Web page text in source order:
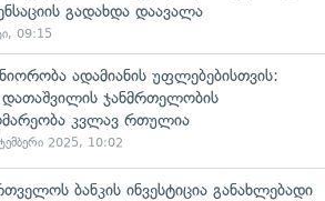
გადახდა დაავალა
09:15
ადამიანის უფლებებისთვის:
დათაშვილის ჯანმრთელობის
კვლავ რთულია
2025, 10:02
ბანკის ინვესტიცია განახლებადი